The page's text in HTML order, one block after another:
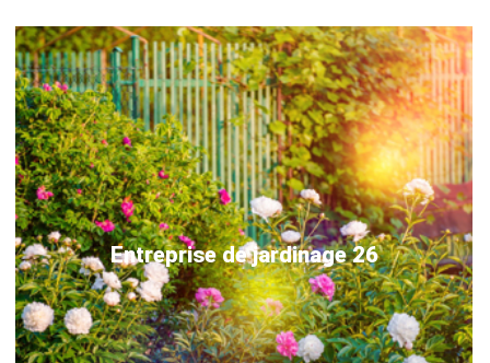
Entreprise de jardinage 26